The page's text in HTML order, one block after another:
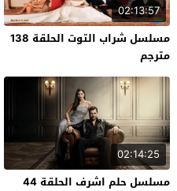
02:13:57
مسلسل شراب التوت الحلقة 138
مترجم
02:14:25
مسلسل حلم اشرف الحلقة 44